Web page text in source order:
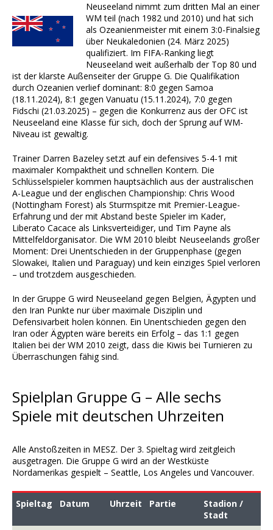
Neuseeland nimmt zum dritten Mal an einer
WM teil (nach 1982 und 2010) und hat sich
als Ozeanienmeister mit einem 3:0-Finalsieg
über Neukaledonien (24. März 2025)
qualifiziert. Im FIFA-Ranking liegt
Neuseeland weit außerhalb der Top 80 und
ist der klarste Außenseiter der Gruppe G. Die Qualifikation
durch Ozeanien verlief dominant: 8:0 gegen Samoa
(18.11.2024), 8:1 gegen Vanuatu (15.11.2024), 7:0 gegen
Fidschi (21.03.2025) – gegen die Konkurrenz aus der OFC ist
Neuseeland eine Klasse für sich, doch der Sprung auf WM-
Niveau ist gewaltig.
Trainer Darren Bazeley setzt auf ein defensives 5-4-1 mit
maximaler Kompaktheit und schnellen Kontern. Die
Schlüsselspieler kommen hauptsächlich aus der australischen
A-League und der englischen Championship: Chris Wood
(Nottingham Forest) als Sturmspitze mit Premier-League-
Erfahrung und der mit Abstand beste Spieler im Kader,
Liberato Cacace als Linksverteidiger, und Tim Payne als
Mittelfeldorganisator. Die WM 2010 bleibt Neuseelands großer
Moment: Drei Unentschieden in der Gruppenphase (gegen
Slowakei, Italien und Paraguay) und kein einziges Spiel verloren
– und trotzdem ausgeschieden.
In der Gruppe G wird Neuseeland gegen Belgien, Ägypten und
den Iran Punkte nur über maximale Disziplin und
Defensivarbeit holen können. Ein Unentschieden gegen den
Iran oder Ägypten wäre bereits ein Erfolg – das 1:1 gegen
Italien bei der WM 2010 zeigt, dass die Kiwis bei Turnieren zu
Überraschungen fähig sind.
Spielplan Gruppe G – Alle sechs
Spiele mit deutschen Uhrzeiten
Alle Anstoßzeiten in MESZ. Der 3. Spieltag wird zeitgleich
ausgetragen. Die Gruppe G wird an der Westküste
Nordamerikas gespielt – Seattle, Los Angeles und Vancouver.
Spieltag Datum Uhrzeit Partie
Stadion /
Stadt